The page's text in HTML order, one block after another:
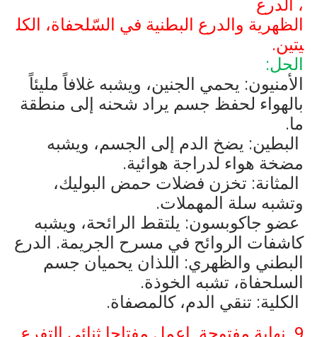
، الدرع
الظهرية والدرع البطنية في السّلحفاة، الكل
يتين.
الحل:
الأمنيون: يحمي الجنين، ويشبه غلافاً مليئاً
بالهواء لحفظ جسم يراد شحنه إلى منطقة
ما.
البطين: يضخ الدم إلى الجسم، ويشبه
مضخة هواء لدراجة هوائية.
المثانة: تخزن فضلات حمض البوليك،
وتشبه سلة المهملات.
عضو جاكوبسون: يلتقط الرائحة، ويشبه
كاشفات الروائح في مسرح الجريمة. الدرع
البطني والظهري: اللذان يحميان جسم
السلحفاة، تشبه الخوذة.
الكلية: تنقي الدم، كالمصفاة.